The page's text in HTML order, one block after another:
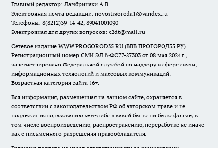
Главный редактор: Ламбринаки А.В.
Электронная почта редакции: novostigoroda1@yandex.ru
Телефоны: 8(8212)39-14-42, 89041001090
Электронная для других вопросов: x2dt@mail.ru
Сетевое издание WWW.PROGOROD35.RU (ВВВ.ПРОГОРОД35.РУ).
Регистрационный номер СМИ ЭЛ №ФС77-87303 от 08 мая 2024 г.,
зарегистрировано Федеральной службой по надзору в сфере связи,
информационных технологий и массовых коммуникаций.
Возрастная категория сайта 16+.
Вся информация, размещенная на данном сайте, охраняется в
соответствии с законодательством РФ об авторском праве и не
подлежит использованию кем-либо в какой бы то ни было форме, в
том числе воспроизведению, распространению, переработке не иначе
как с письменного разрешения правообладателя.